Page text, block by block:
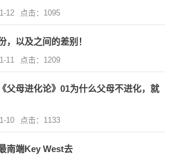
12 点击：1095
，以及之间的差别！
11 点击：1209
父母进化论》01为什么父母不进化，就
10 点击：1133
南端Key West去